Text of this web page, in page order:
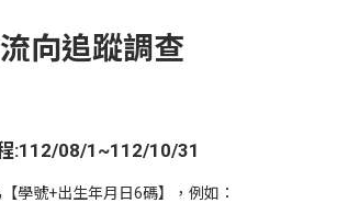
向追蹤調查
:112/08/1~112/10/31
學號+出生年月日6碼】，例如：